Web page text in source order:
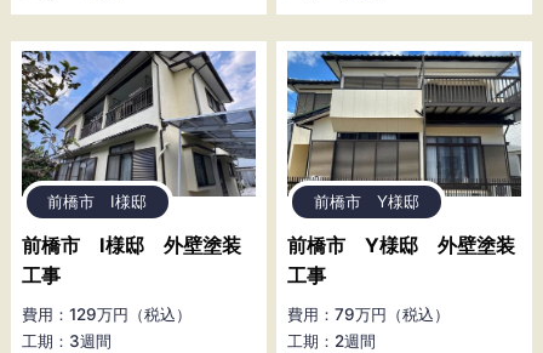
前橋市 I様邸
前橋市 I様邸 外壁塗装
工事
費用：129万円（税込）
工期：3週間
前橋市 Y様邸
前橋市 Y様邸 外壁塗装
工事
費用：79万円（税込）
工期：2週間